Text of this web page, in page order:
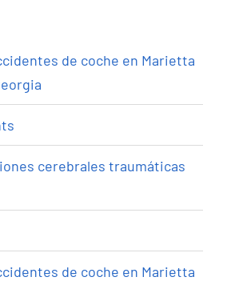
de coche en Marietta
cerebrales traumáticas
de coche en Marietta